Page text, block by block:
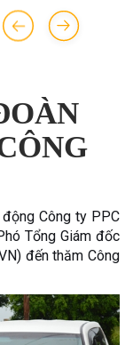
Công ty PPC
Tổng Giám đốc
đến thăm Công